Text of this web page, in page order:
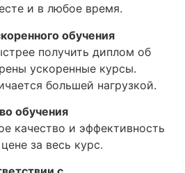
и в любое время.
обучения
получить диплом об
ускоренные курсы.
большей нагрузкой.
обучения
качество и эффективность
за весь курс.